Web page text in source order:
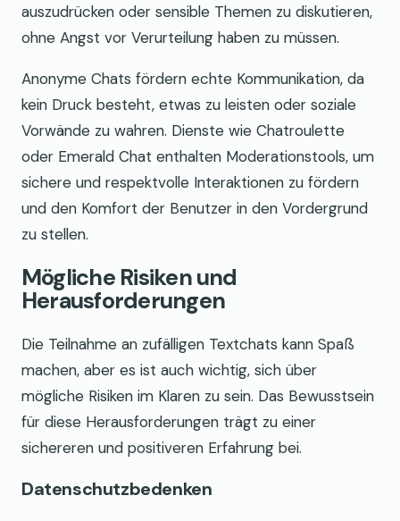
auszudrücken oder sensible Themen zu diskutieren,
ohne Angst vor Verurteilung haben zu müssen.
Anonyme Chats fördern echte Kommunikation, da
kein Druck besteht, etwas zu leisten oder soziale
Vorwände zu wahren. Dienste wie Chatroulette
oder Emerald Chat enthalten Moderationstools, um
sichere und respektvolle Interaktionen zu fördern
und den Komfort der Benutzer in den Vordergrund
zu stellen.
Mögliche Risiken und
Herausforderungen
Die Teilnahme an zufälligen Textchats kann Spaß
machen, aber es ist auch wichtig, sich über
mögliche Risiken im Klaren zu sein. Das Bewusstsein
für diese Herausforderungen trägt zu einer
sichereren und positiveren Erfahrung bei.
Datenschutzbedenken